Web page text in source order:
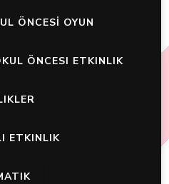
ÖNCESİ OYUN
ÖNCESI ETKINLIK
ETKINLIK